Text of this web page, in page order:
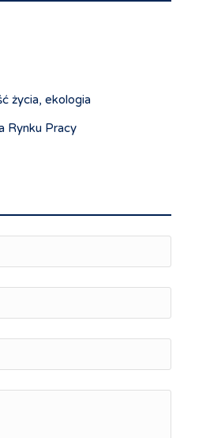
życia, ekologia
Rynku Pracy
PL-CZ
Gospodarcze